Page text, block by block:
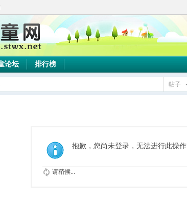
论坛 排行榜
帖子
抱歉，您尚未登录，无法进行此操作
请稍候...